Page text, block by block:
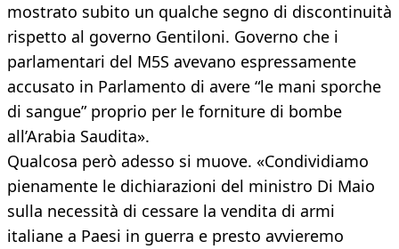
mostrato subito un qualche segno di discontinuità
rispetto al governo Gentiloni. Governo che i
parlamentari del M5S avevano espressamente
accusato in Parlamento di avere “le mani sporche
di sangue” proprio per le forniture di bombe
all’Arabia Saudita».
Qualcosa però adesso si muove. «Condividiamo
pienamente le dichiarazioni del ministro Di Maio
sulla necessità di cessare la vendita di armi
italiane a Paesi in guerra e presto avvieremo